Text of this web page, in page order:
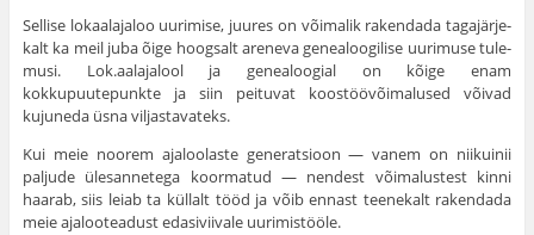
Sellise lokaalajaloo uurimise, juures on võimalik rakendada tagajärje­
kalt ka meil juba õige hoogsalt areneva genealoogilise uurimuse tule­
musi. Lok.aalajalool ja genealoogial on kõige enam
kokkupuutepunkte ja siin peituvat koostöövõimalused võivad
kujuneda üsna viljastavateks.
Kui meie noorem ajaloolaste generatsioon — vanem on niikuinii
paljude ülesannetega koormatud — nendest võimalustest kinni
haarab, siis leiab ta küllalt tööd ja võib ennast teenekalt rakendada
meie ajaloo­teadust edasiviivale uurimistööle.